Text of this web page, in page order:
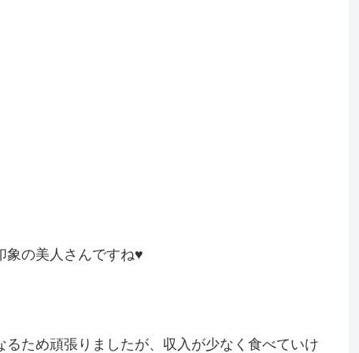
象の美人さんですね♥
ため頑張りましたが、収入が少なく食べていけ